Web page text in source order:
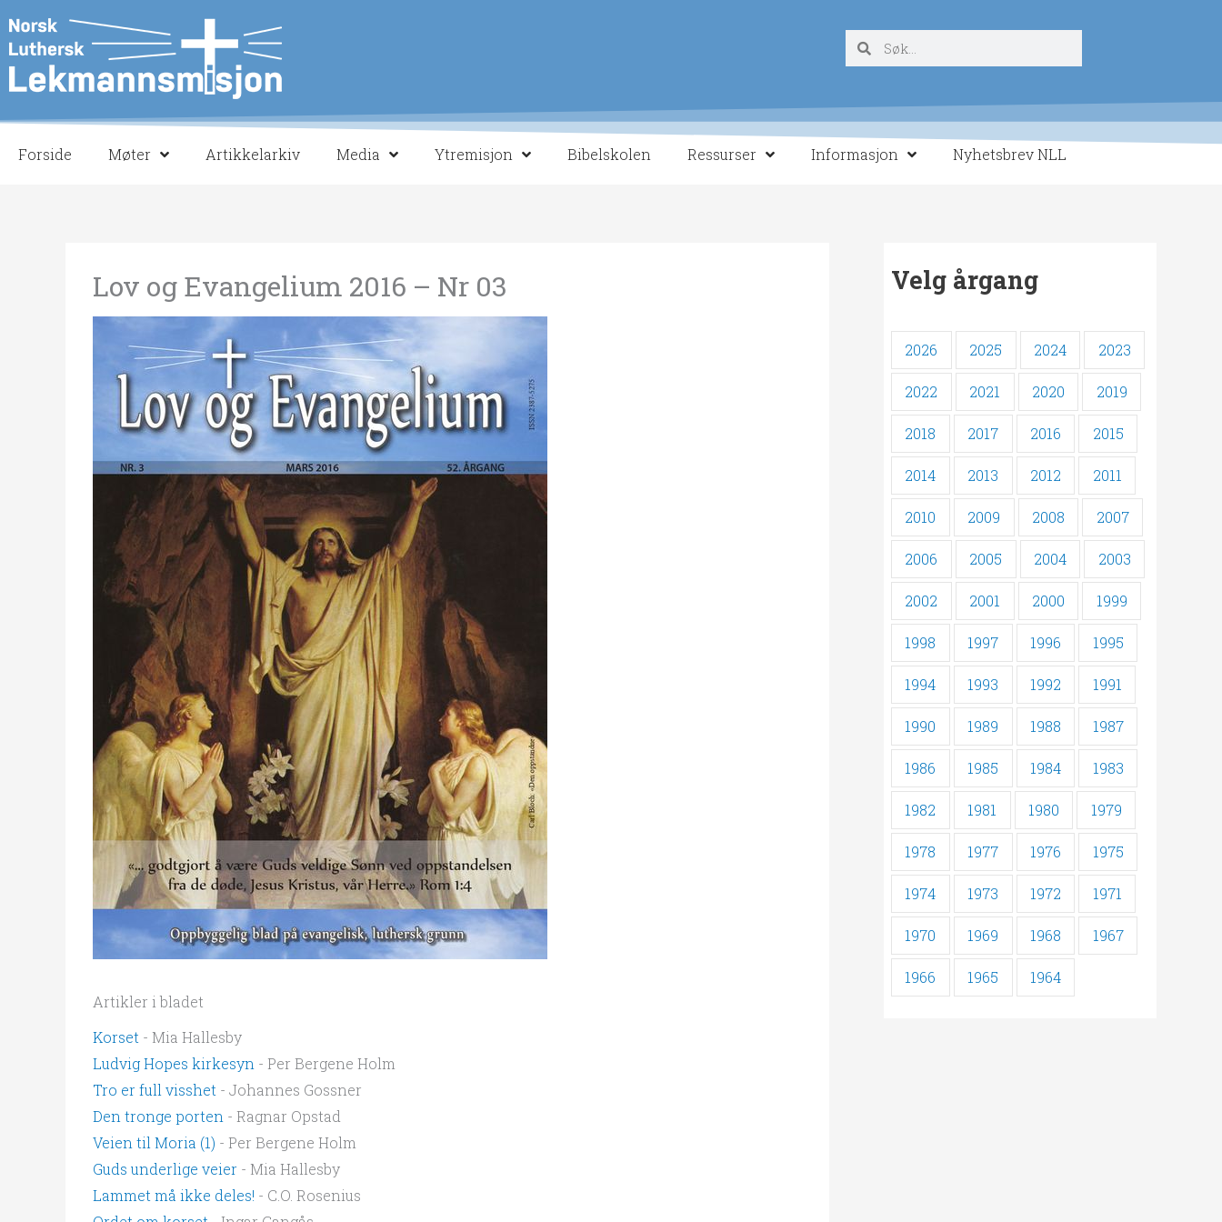
rett
til
innholdet
SøkSøk
Forside Møter Artikkelarkiv Media Ytremisjon Bibelskolen Ressurser Informasjon Nyhetsbrev NLL
Lov og Evangelium 2016 – Nr 03
Artikler i bladet
Korset - Mia Hallesby
Ludvig Hopes kirkesyn - Per Bergene Holm
Tro er full visshet - Johannes Gossner
Den tronge porten - Ragnar Opstad
Veien til Moria (1) - Per Bergene Holm
Guds underlige veier - Mia Hallesby
Lammet må ikke deles! - C.O. Rosenius
Velg årgang
2026 2025 2024 2023
2022 2021 2020 2019
2018 2017 2016 2015
2014 2013 2012 2011
2010 2009 2008 2007
2006 2005 2004 2003
2002 2001 2000 1999
1998 1997 1996 1995
1994 1993 1992 1991
1990 1989 1988 1987
1986 1985 1984 1983
1982 1981 1980 1979
1978 1977 1976 1975
1974 1973 1972 1971
1970 1969 1968 1967
1966 1965 1964